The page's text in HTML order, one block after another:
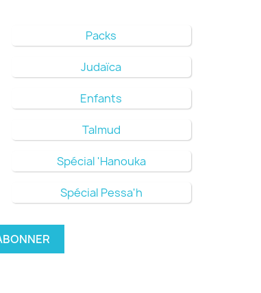
Packs
Judaïca
Enfants
Talmud
Spécial 'Hanouka
Spécial Pessa'h